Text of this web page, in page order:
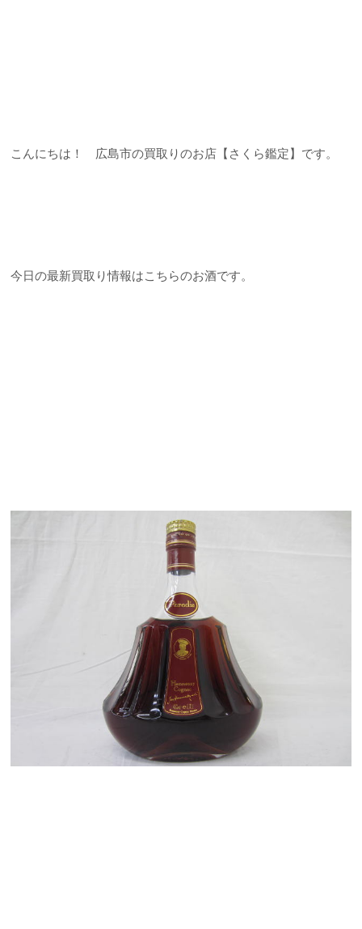
こんにちは！ 広島市の買取りのお店【さくら鑑定】です。
今日の最新買取り情報はこちらのお酒です。